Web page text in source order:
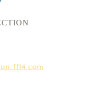
ff14.com